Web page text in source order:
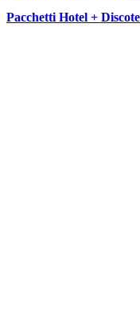
Pacchetti Hotel +